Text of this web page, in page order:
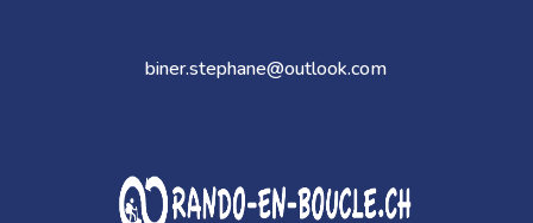
biner.stephane@outlook.com